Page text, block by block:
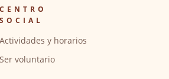
CENTRO
SOCIAL
Actividades y horarios
Ser voluntario